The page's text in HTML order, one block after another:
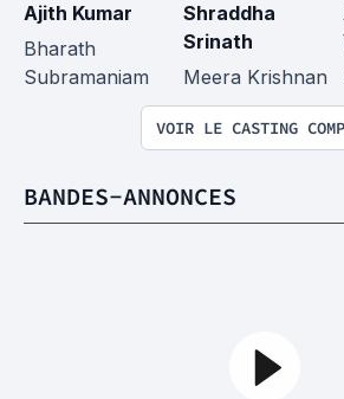
Ajith Kumar
Bharath
Subramaniam
Shraddha
Srinath
Meera Krishnan
VOIR LE CASTING
BANDES-ANNONCES